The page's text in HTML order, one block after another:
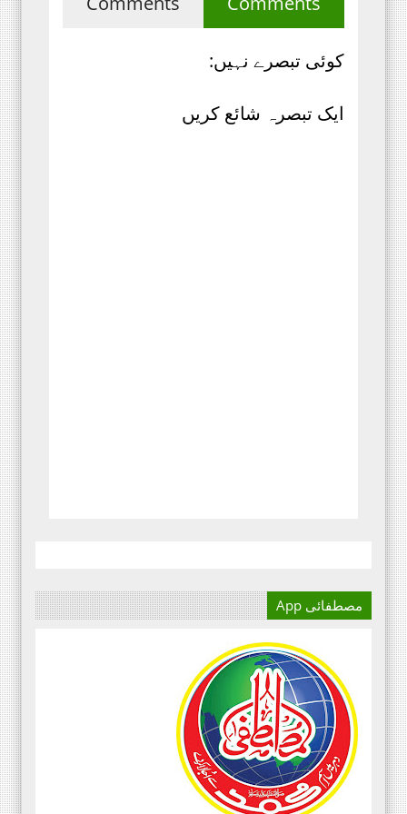
کوئی تبصرے نہیں:
ایک تبصرہ شائع کریں
مصطفائی App
آج کا دور میڈیا کا دور ہے۔
اور کسی بھی کاز کے بہترین
نتائج کے لئے اس کی اہمیت سے
انکار نہیں کیا جا سکتا۔سعید
علی عمران مصطفائی تحریک فیصل
آباد ڈویژن ۔
2020ء،مصطفائی تحریک،جناب حافظ